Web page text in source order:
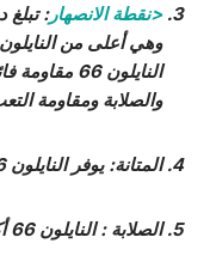
<نقطة الانصهار
النايلون 66
والصلابة ومقاومة
المتانة: يوفر النايلون 6 صلابة أفضل.
الصلابة: النايلون 66 أكثر صلابة من النايلون 6.